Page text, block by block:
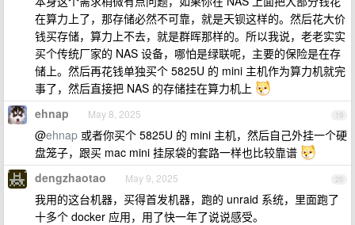
在算力上了，那存储必然不可靠，就是天钡这样的。然后花大价
钱买存储，算力上不去，就是群晖那样的。所以我说，老老实实
买个传统厂家的 NAS 设备，哪怕是绿联呢，主要的保险是在存
储上。然后再花钱单独买个 5825U 的 mini 主机作为算力机就完
事了，然后直接把 NAS 的存储挂在算力机上
19
ehnap May 8, 2025
@ehnap 或者你买个 5825U 的 mini 主机，然后自己外挂一个硬
盘笼子，跟买 mac mini 挂尿袋的套路一样也比较靠谱
20
dengzhaotao May 9, 2025
我用的这台机器，买得首发机器，跑的 unraid 系统，里面跑了
十多个 docker 应用，用了快一年了说说感受。